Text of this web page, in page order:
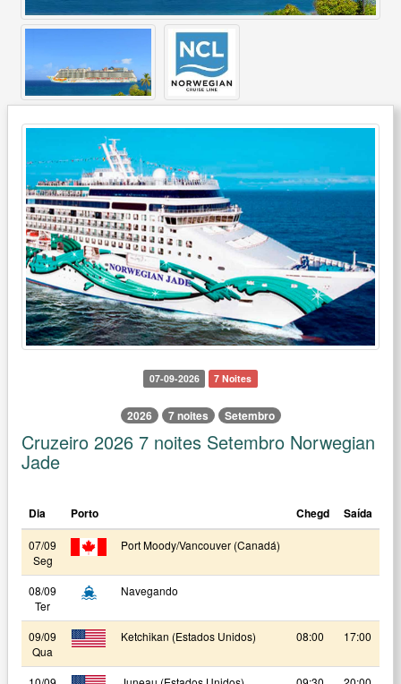
07-09-2026 7 Noites
2026 7 noites Setembro
Cruzeiro 2026 7 noites Setembro Norwegian
Jade
Dia Porto Chegd Saída
07/09
Seg
Port Moody/Vancouver (Canadá)
08/09
Ter
Navegando
09/09
Qua
Ketchikan (Estados Unidos) 08:00 17:00